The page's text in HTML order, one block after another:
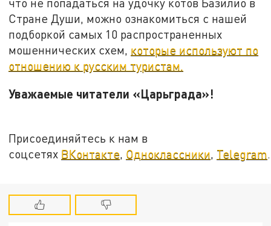
что не попадаться на удочку котов Базилио в
Стране Души, можно ознакомиться с нашей
подборкой самых 10 распространенных
мошеннических схем, которые используют по
отношению к русским туристам.
Уважаемые читатели «Царьграда»!
Присоединяйтесь к нам в
соцсетях ВКонтакте Одноклассники Telegram